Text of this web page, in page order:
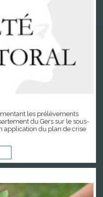
les prélèvements
du Gers sur le sous-
application du plan de crise